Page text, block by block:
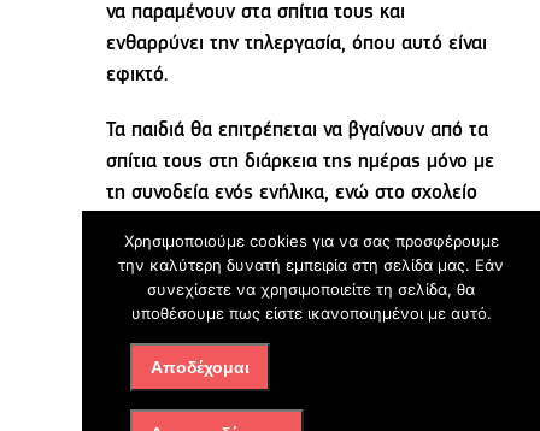
να παραμένουν στα σπίτια τους και
ενθαρρύνει την τηλεργασία, όπου αυτό είναι
εφικτό.
Τα παιδιά θα επιτρέπεται να βγαίνουν από τα
σπίτια τους στη διάρκεια της ημέρας μόνο με
τη συνοδεία ενός ενήλικα, ενώ στο σχολείο
μαθητές των τριών πρώτων τάξεων του
Δημοτικού. Οι υπόλοιποι μαθητές θα
υποχρεωθούν σε τηλεκπαίδευση.
Κλειστά γυμναστήρια και πισίνες.
Χρησιμοποιούμε cookies για να σας προσφέρουμε
την καλύτερη δυνατή εμπειρία στη σελίδα μας. Εάν
συνεχίσετε να χρησιμοποιείτε τη σελίδα, θα
υποθέσουμε πως είστε ικανοποιημένοι με αυτό.
Αποδέχομαι